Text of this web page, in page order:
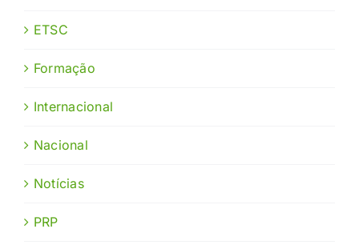
ETSC
Formação
Internacional
Nacional
Notícias
PRP